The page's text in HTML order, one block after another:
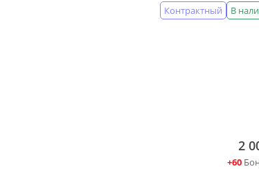
В
Контрактный
2
+60